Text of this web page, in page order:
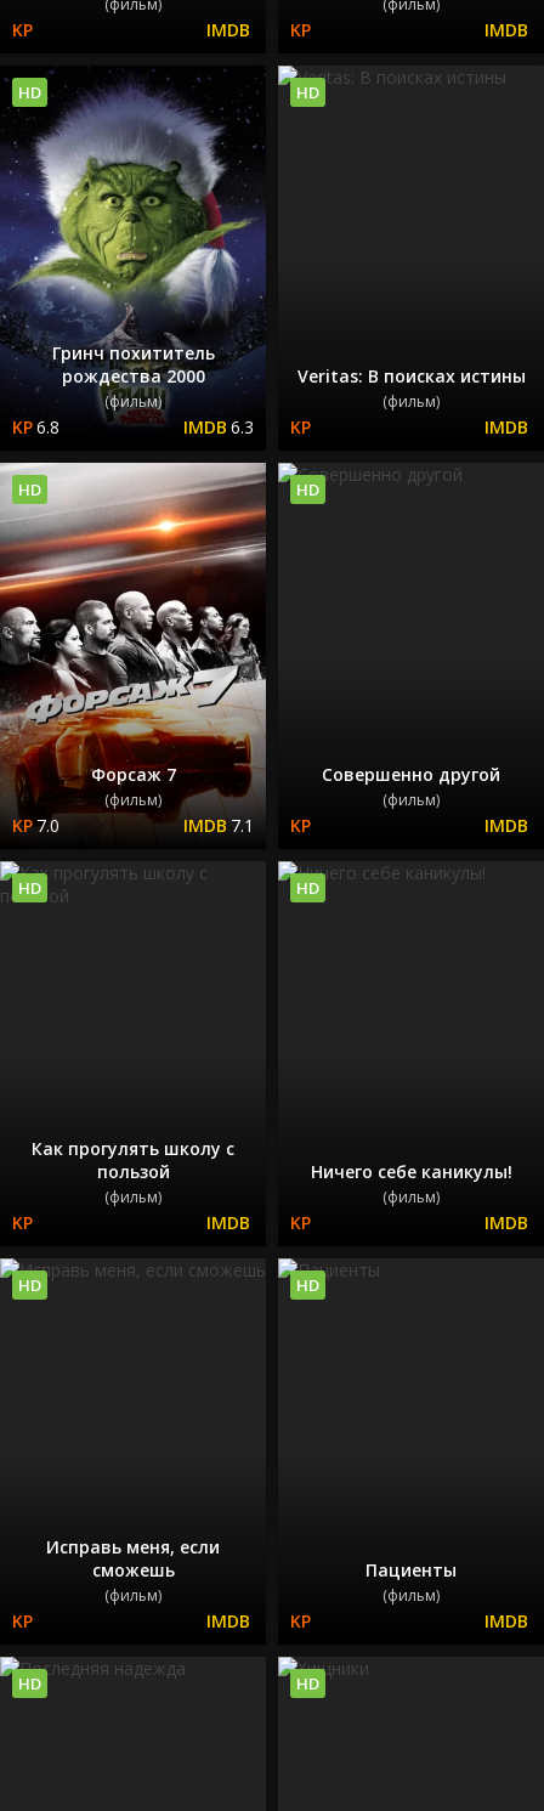
Гринч похититель
рождества 2000
(фильм)
6.8 6.3
HD
Veritas: В поисках истины
(фильм)
HD
Форсаж 7
(фильм)
7.0 7.1
HD
Совершенно другой
(фильм)
HD
Как прогулять школу с
пользой
(фильм)
HD
Ничего себе каникулы!
(фильм)
HD
Исправь меня, если
сможешь
(фильм)
HD
Пациенты
(фильм)
HD
HD HD